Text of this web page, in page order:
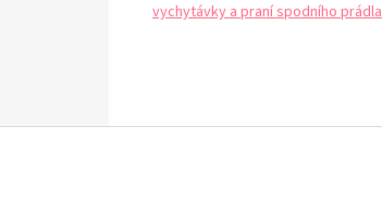
vychytávky a praní spodního prádla